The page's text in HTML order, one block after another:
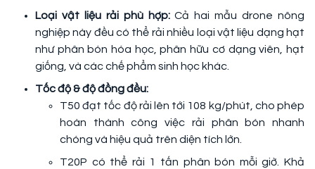
Loại vật liệu rải phù hợp:Cả hai mẫu drone nông
nghiệp này đều có thể rải nhiều loại vật liệu dạng hạt
như phân bón hóa học, phân hữu cơ dạng viên, hạt
giống, và các chế phẩm sinh học khác.
Tốc độ & độ đồng đều:
T50 đạt tốc độ rải lên tới 108 kg/phút, cho phép
hoàn thành công việc rải phân bón nhanh
chóng và hiệu quả trên diện tích lớn.
T20P có thể rải 1 tấn phân bón mỗi giờ. Khả